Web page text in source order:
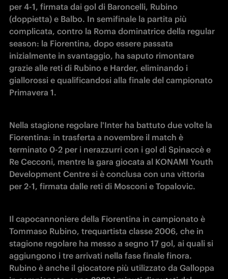
per 4-1, firmata dai gol di Baroncelli, Rubino
(doppietta) e Balbo. In semifinale la partita più
complicata, contro la Roma dominatrice della regular
season: la Fiorentina, dopo essere passata
inizialmente in svantaggio, ha saputo rimontare
grazie alle reti di Rubino e Harder, eliminando i
giallorossi e qualificandosi alla finale del campionato
Primavera 1.
Nella stagione regolare l'Inter ha battuto due volte la
Fiorentina: in trasferta a novembre il match è
terminato 0-2 per i nerazzurri con i gol di Spinaccè e
Re Cecconi, mentre la gara giocata al KONAMI Youth
Development Centre si è conclusa con una vittoria
per 2-1, firmata dalle reti di Mosconi e Topalovic.
Il capocannoniere della Fiorentina in campionato è
Tommaso Rubino, trequartista classe 2006, che in
stagione regolare ha messo a segno 17 gol, ai quali si
aggiungono i tre arrivati nella fase finale finora.
Rubino è anche il giocatore più utilizzato da Galloppa